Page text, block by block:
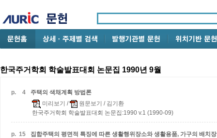
한국주거학회 학술발표대회 논문집 1990년 9월
p. 4
주택의 색채계획 방법론
미리보기 / 원문보기 / 김기환
한국주거학회 학술발표대회 논문집:1990 v.1 (1990-09)
p. 15
집합주택의 평면적 특징에 따른 생활행위장소와 생활용품, 가구의 배치